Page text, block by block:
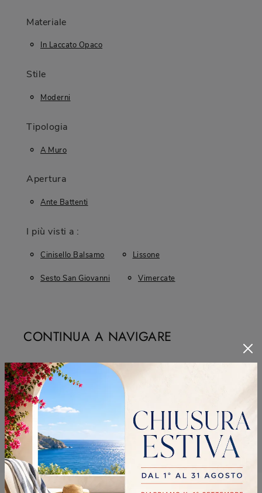
Materiale
In Laccato Opaco
Stile
Moderni
Tipologia
A Muro
Apertura
Ante Battenti
I più visti a :
Cinisello Balsamo Lissone
Sesto San Giovanni Vimercate
CONTINUA A NAVIGARE
Armadi Sangiacomo Cinisello Balsamo
Armadi Sangiacomo Lissone
Armadi Sangiacomo Sesto San Giovanni
Armadi Sangiacomo Vimercate